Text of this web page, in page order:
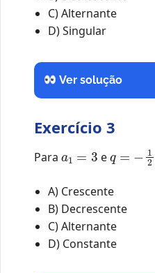
C) Alternante
D) Singular
Ver solução
Exercício 3
Para e
2
A) Crescente
B) Decrescente
C) Alternante
D) Constante